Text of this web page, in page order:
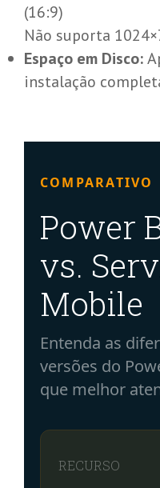
(16:9)
Não suporta
Espaço em Disco:
instalação
COMPARATIVO
Power
vs.
Mobile
Entenda as
versões do
que melhor
RECURSO